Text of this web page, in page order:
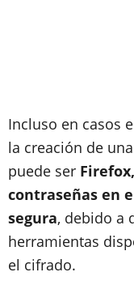
Incluso en casos
la creación de
puede ser
contraseñas en
segura, debido a
herramientas
el cifrado.